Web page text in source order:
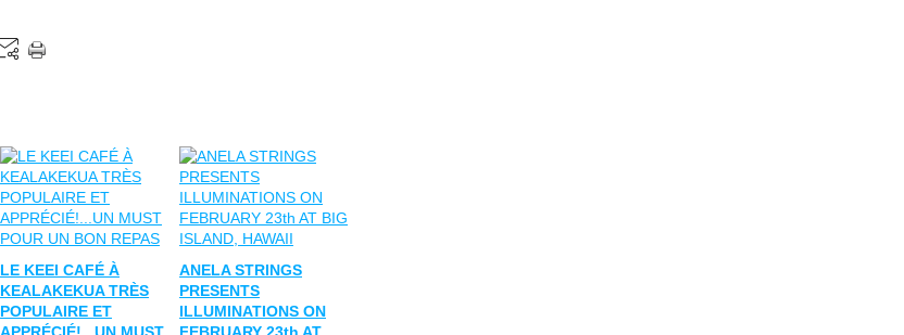
LE KEEI CAFÉ À
KEALAKEKUA TRÈS
POPULAIRE ET
ANELA STRINGS
PRESENTS
ILLUMINATIONS ON